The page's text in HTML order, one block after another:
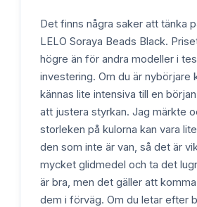
Det finns några saker att tänka
LELO Soraya Beads Black.
högre än för andra modeller i
investering. Om du är nybörjare
kännas lite intensiva till en
att justera styrkan. Jag märkte
storleken på kulorna kan vara
den som inte är van, så det är
mycket glidmedel och ta det
är bra, men det gäller att
dem i förväg. Om du letar efter